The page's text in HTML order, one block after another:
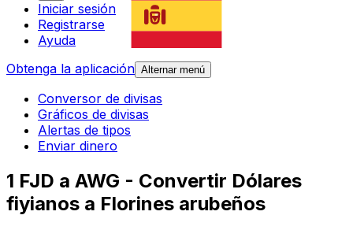
Iniciar sesión
Registrarse
Ayuda
Obtenga la aplicación Alternar menú
Conversor de divisas
Gráficos de divisas
Alertas de tipos
Enviar dinero
1 FJD a AWG - Convertir Dólares
fiyianos a Florines arubeños